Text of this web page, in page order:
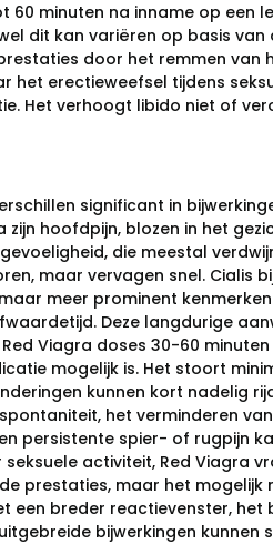
minuten na inname op een
dit kan variëren op basis van
door het remmen van
erectieweefsel tijdens
Het verhoogt libido niet of
significant in
hoofdpijn, blozen in het
die meestal
maar vervagen snel. Cialis
meer prominent
Deze langdurige
Viagra doses 30-60
mogelijk is. Het stoort
kunnen kort nadelig
het verminderen
persistente spier- of rugpijn
activiteit, Red Viagra
prestaties, maar het mogelijk
een breder reactievenster, het
bijwerkingen kunnen